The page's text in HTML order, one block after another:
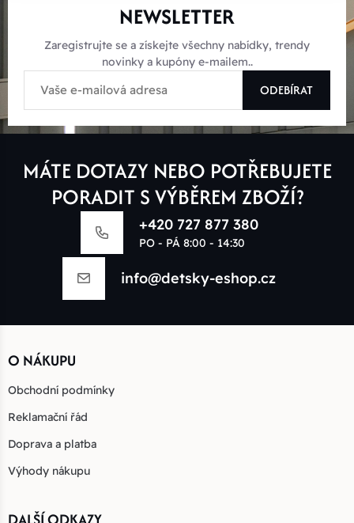
NEWSLETTER
Zaregistrujte se a získejte všechny nabídky, trendy
novinky a kupóny e-mailem..
ODEBÍRAT
MÁTE DOTAZY NEBO POTŘEBUJETE
PORADIT S VÝBĚREM ZBOŽÍ?
+420 727 877 380
PO - PÁ 8:00 - 14:30
info@detsky-eshop.cz
O NÁKUPU
Obchodní podmínky
Reklamační řád
Doprava a platba
Výhody nákupu